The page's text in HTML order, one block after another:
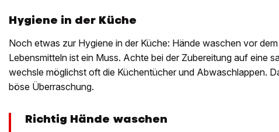
Hygiene in der Küche
Noch etwas zur Hygiene in der Küche: Hände waschen vor
Lebensmitteln ist ein Muss. Achte bei der Zubereitung auf eine
wechsle möglichst oft die Küchentücher und Abwaschlappen.
böse Überraschung.
Richtig Hände waschen